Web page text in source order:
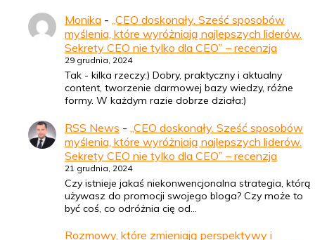
Monika - „CEO doskonały. Sześć sposobów
myślenia, które wyróżniają najlepszych liderów.
Sekrety CEO nie tylko dla CEO” – recenzja
29 grudnia, 2024
Tak - kilka rzeczy:) Dobry, praktyczny i aktualny
content, tworzenie darmowej bazy wiedzy, różne
formy. W każdym razie dobrze działa:)
RSS News - „CEO doskonały. Sześć sposobów
myślenia, które wyróżniają najlepszych liderów.
Sekrety CEO nie tylko dla CEO” – recenzja
21 grudnia, 2024
Czy istnieje jakaś niekonwencjonalna strategia, którą
używasz do promocji swojego bloga? Czy może to
być coś, co odróżnia cię od…
Rozmowy, które zmieniają perspektywy i